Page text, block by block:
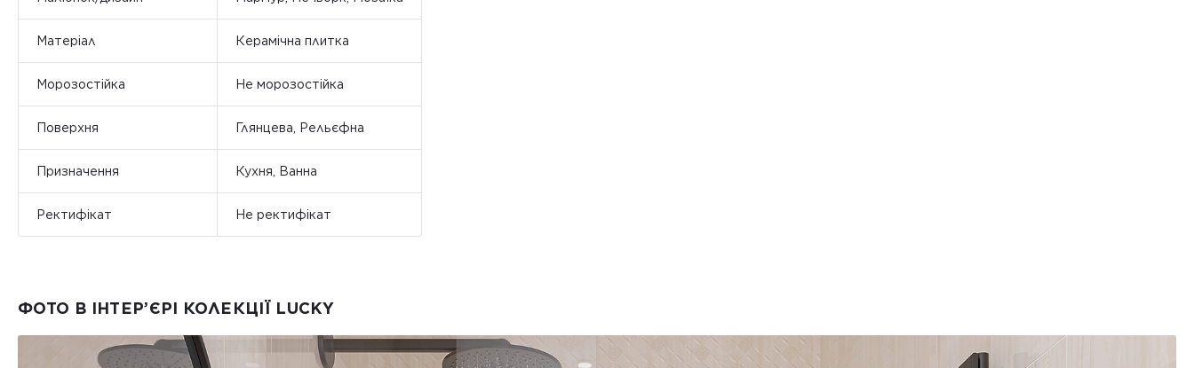
Матеріал Керамічна плитка
Морозостійка Не морозостійка
Поверхня Глянцева, Рельєфна
Призначення Кухня, Ванна
Ректифікат Не ректифікат
ФОТО В ІНТЕР’ЄРІ КОЛЕКЦІЇ LUCKY